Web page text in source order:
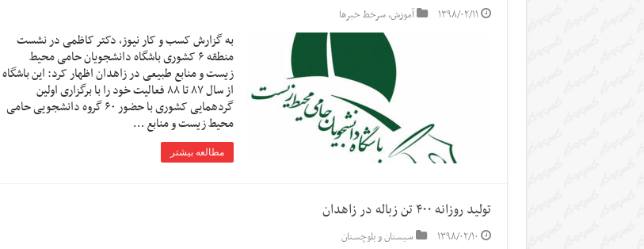
۱۳۹۸/۰۲/۱۱ آموزش,سرخط خبرها
به گزارش کسب و کار نیوز، دکتر کاظمی در نشست
منطقه ۶ کشوری باشگاه دانشجویان حامی محیط
زیست و منابع طبیعی در زاهدان اظهار کرد: این باشگاه
از سال ۸۷ تا ۸۸ فعالیت خود را با برگزاری اولین
گردهمایی کشوری با حضور ۶۰ گروه دانشجویی حامی
محیط زیست و منابع …
مطالعه بیشتر
تولید روزانه ۴۰۰ تن زباله در زاهدان
۱۳۹۸/۰۲/۱۰ سیستان و بلوچستان